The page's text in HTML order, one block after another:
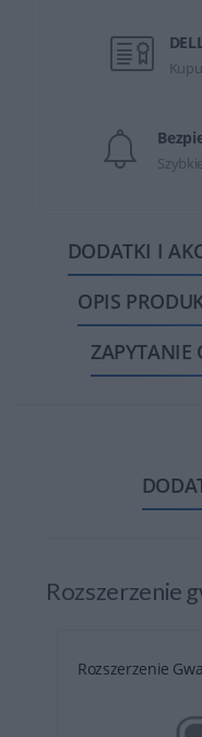
DODATKI I
OPIS
ZAPYTANIE
Rozszerzenie
Rozszerzenie